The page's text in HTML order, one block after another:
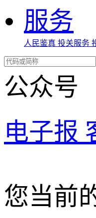
服务
人民鉴真 投关服务
公众号
电子报
您当前